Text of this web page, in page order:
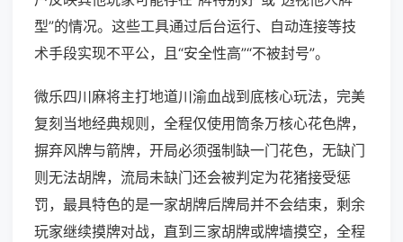
型”的情况。这些工具通过后台运行、自动连接等技
术手段实现不平公，且“安全性高”“不被封号”。
微乐四川麻将主打地道川渝血战到底核心玩法，完美
复刻当地经典规则，全程仅使用筒条万核心花色牌，
摒弃风牌与箭牌，开局必须强制缺一门花色，无缺门
则无法胡牌，流局未缺门还会被判定为花猪接受惩
罚，最具特色的是一家胡牌后牌局并不会结束，剩余
玩家继续摸牌对战，直到三家胡牌或牌墙摸空，全程